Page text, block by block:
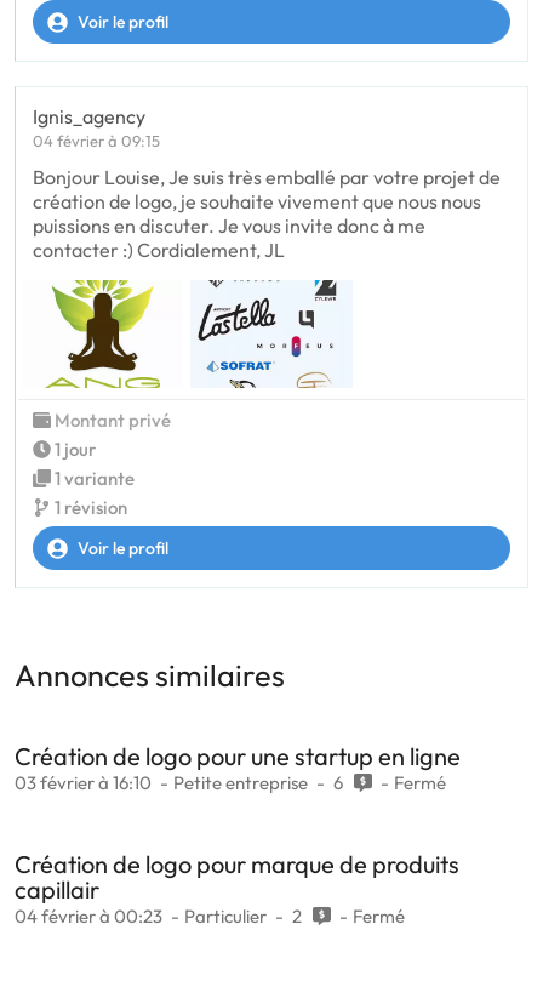
Voir le profil
Ignis_agency
04 février à 09:15
Bonjour Louise, Je suis très emballé par votre projet de
création de logo, je souhaite vivement que nous nous
puissions en discuter. Je vous invite donc à me
contacter :) Cordialement, JL
Montant privé
1 jour
1 variante
1 révision
Voir le profil
Annonces similaires
Création de logo pour une startup en ligne
03 février à 16:10 Petite entreprise 6 Fermé
Création de logo pour marque de produits
capillair
04 février à 00:23 Particulier 2 Fermé